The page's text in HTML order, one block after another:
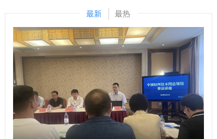
高层次国际化人才培养创新实践项目通过多元形式提升学生国
际视野。在联合国训练研究所实训营中，学生围绕联合国历
史、国际组织治理及多边外交开展沉浸式学习，深度参访哈佛
大学、麻省理工学院等名校，并进入纽约联合国总部，在安理
会、联大会堂等现场系统了解联合国核心职能。此外，项目还
推出PBL寒假在线课程，邀请牛津、剑桥等海内外名校教授，
以“录播+直播”开设人工智能、商业金融等26门前沿课程，助
力学生实现理论与实践的双重提升。 学生在跨文化交流与团
队协作中不断拓宽国际视野、提升综合素养，为未来职业发展
与学术深造奠定坚实基础。学校将持续深化与海外名校、国际
最新 最热